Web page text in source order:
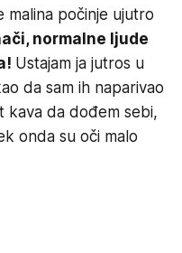
počinje ujutro
normalne ljude
Ustajam ja jutros u
da sam ih naparivao
kava da dođem sebi,
onda su oči malo